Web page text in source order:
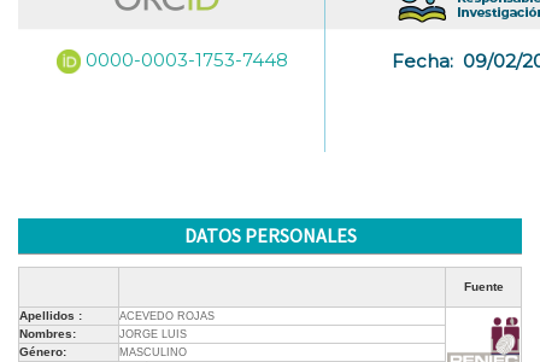
0000-0003-1753-7448 Fecha: 09/02/
DATOS PERSONALES
Fuente
Apellidos : ACEVEDO ROJAS
Nombres: JORGE LUIS
Género: MASCULINO